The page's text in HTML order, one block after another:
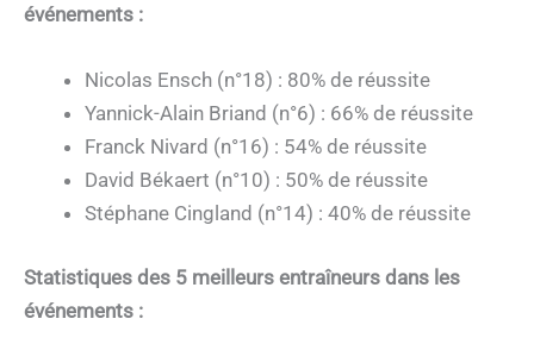
événements :
Nicolas Ensch (n°18) : 80% de réussite
Yannick-Alain Briand (n°6) : 66% de réussite
Franck Nivard (n°16) : 54% de réussite
David Békaert (n°10) : 50% de réussite
Stéphane Cingland (n°14) : 40% de réussite
Statistiques des 5 meilleurs entraîneurs dans les
événements :